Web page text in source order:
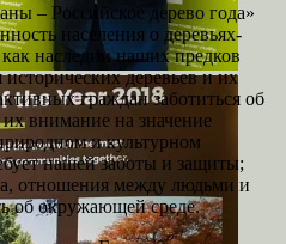
– Российское дерево года»
населения о деревьях-
наследии наших предков
деревьев и их
граждан заботиться об
внимание на значение
и культурном
нашей заботы и защиты;
отношения между людьми и
об окружающей среде.